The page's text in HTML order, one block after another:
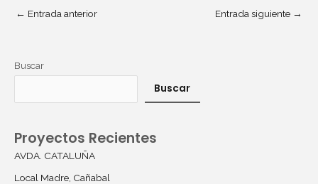
← Entrada anterior Entrada siguiente →
Buscar
Buscar
Proyectos Recientes
AVDA. CATALUÑA
Local Madre, Cañabal